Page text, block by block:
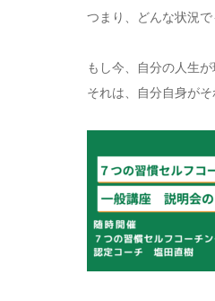
つまり、どんな状況で
もし今、自分の人生
それは、自分自身がそ